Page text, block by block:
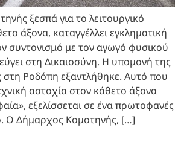
ξεσπά για το λειτουργικό
άξονα, καταγγέλλει εγκληματική
συντονισμό με τον αγωγό φυσικού
στη Δικαιοσύνη. Η υπομονή της
στη Ροδόπη εξαντλήθηκε. Αυτό που
αστοχία στον κάθετο άξονα
εξελίσσεται σε ένα πρωτοφανές
Ο Δήμαρχος Κομοτηνής, […]